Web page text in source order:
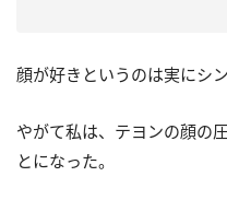
顔が好きというのは実にシ
やがて私は、テヨンの顔の
とになった。